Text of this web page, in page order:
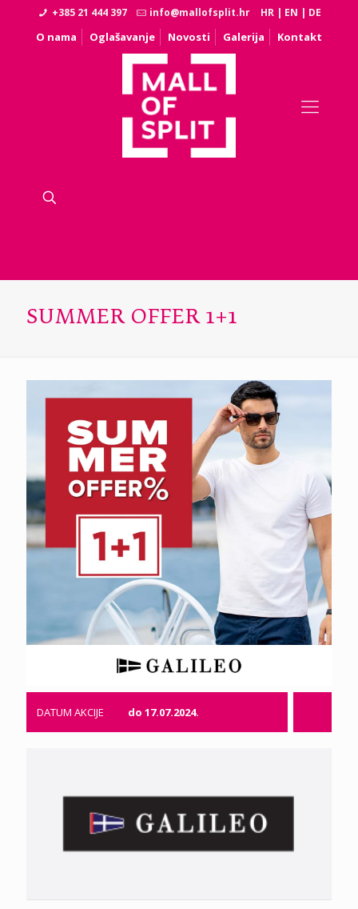
+385 21 444 397 info@mallofsplit.hr HR | EN | DE
O nama Oglašavanje Novosti Galerija Kontakt
SUMMER OFFER 1+1
DATUM AKCIJE do 17.07.2024.